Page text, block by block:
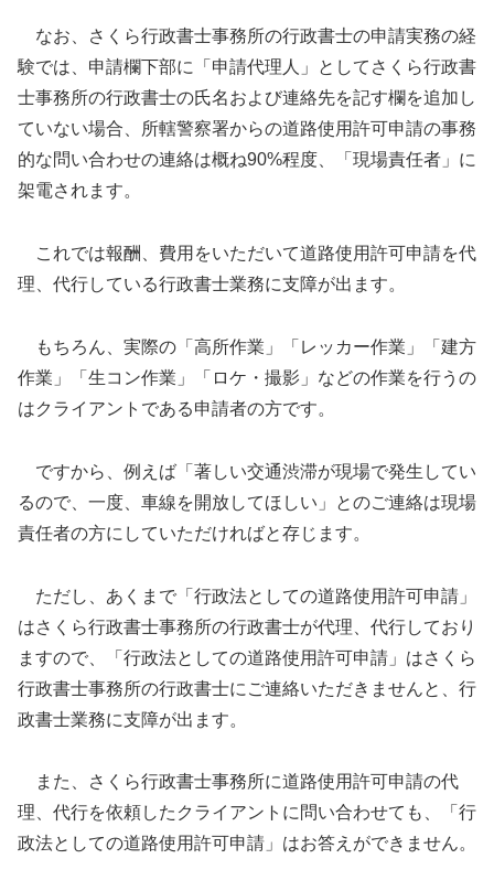
なお、さくら行政書士事務所の行政書士の申請実務の経
験では、申請欄下部に「申請代理人」としてさくら行政書
士事務所の行政書士の氏名および連絡先を記す欄を追加し
ていない場合、所轄警察署からの道路使用許可申請の事務
的な問い合わせの連絡は概ね90%程度、「現場責任者」に
架電されます。
これでは報酬、費用をいただいて道路使用許可申請を代
理、代行している行政書士業務に支障が出ます。
もちろん、実際の「高所作業」「レッカー作業」「建方
作業」「生コン作業」「ロケ・撮影」などの作業を行うの
はクライアントである申請者の方です。
ですから、例えば「著しい交通渋滞が現場で発生してい
るので、一度、車線を開放してほしい」とのご連絡は現場
責任者の方にしていただければと存じます。
ただし、あくまで「行政法としての道路使用許可申請」
はさくら行政書士事務所の行政書士が代理、代行しており
ますので、「行政法としての道路使用許可申請」はさくら
行政書士事務所の行政書士にご連絡いただきませんと、行
政書士業務に支障が出ます。
また、さくら行政書士事務所に道路使用許可申請の代
理、代行を依頼したクライアントに問い合わせても、「行
政法としての道路使用許可申請」はお答えができません。